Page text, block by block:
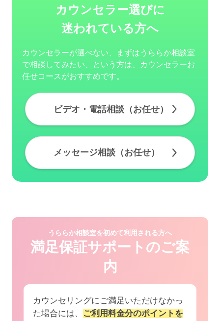
カウンセラー選びに
迷われている方へ
カウンセラーが選べない、まずはうららか相談室
で相談してみたい、という方は、カウンセラーお
任せコースがおすすめです。
ビデオ・電話相談（お任せ）
メッセージ相談（お任せ）
うららか相談室を初めて利用される方へ
満足保証サポートのご案
内
カウンセリングにご満足いただけなかっ
た場合には、
ご利用料金分のポイントを